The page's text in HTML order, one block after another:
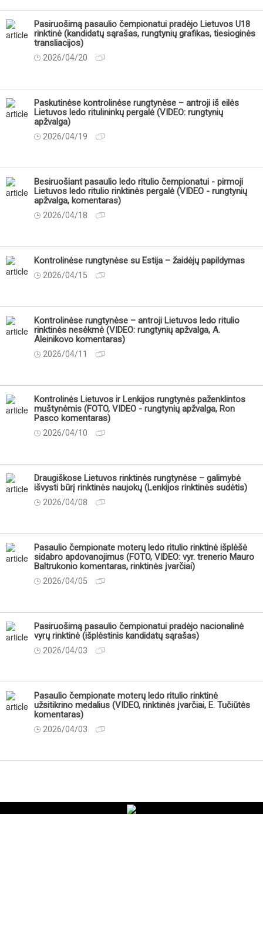
Pasiruošimą pasaulio čempionatui pradėjo Lietuvos U18
rinktinė (kandidatų sąrašas, rungtynių grafikas, tiesioginės
transliacijos)
2026/04/20
Paskutinėse kontrolinėse rungtynėse – antroji iš eilės
Lietuvos ledo ritulininkų pergalė (VIDEO: rungtynių
apžvalga)
2026/04/19
Besiruošiant pasaulio ledo ritulio čempionatui - pirmoji
Lietuvos ledo ritulio rinktinės pergalė (VIDEO - rungtynių
apžvalga, komentaras)
2026/04/18
Kontrolinėse rungtynėse su Estija – žaidėjų papildymas
2026/04/15
Kontrolinėse rungtynėse – antroji Lietuvos ledo ritulio
rinktinės nesėkmė (VIDEO: rungtynių apžvalga, A.
Aleinikovo komentaras)
2026/04/11
Kontrolinės Lietuvos ir Lenkijos rungtynės paženklintos
muštynėmis (FOTO, VIDEO - rungtynių apžvalga, Ron
Pasco komentaras)
2026/04/10
Draugiškose Lietuvos rinktinės rungtynėse – galimybė
išvysti būrį rinktinės naujokų (Lenkijos rinktinės sudėtis)
2026/04/08
Pasaulio čempionate moterų ledo ritulio rinktinė išplėšė
sidabro apdovanojimus (FOTO, VIDEO: vyr. trenerio Mauro
Baltrukonio komentaras, rinktinės įvarčiai)
2026/04/05
Pasiruošimą pasaulio čempionatui pradėjo nacionalinė
vyrų rinktinė (išplėstinis kandidatų sąrašas)
2026/04/03
Pasaulio čempionate moterų ledo ritulio rinktinė
užsitikrino medalius (VIDEO, rinktinės įvarčiai, E. Tučiūtės
komentaras)
2026/04/03